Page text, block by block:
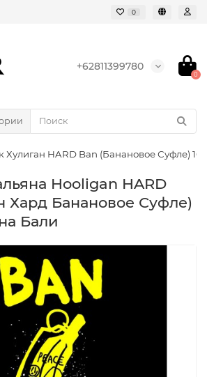
0
+62811399780
0
Хулиган HARD Ban (Банановое Суфле)
Hooligan HARD
Хард Банановое Суфле)
Бали